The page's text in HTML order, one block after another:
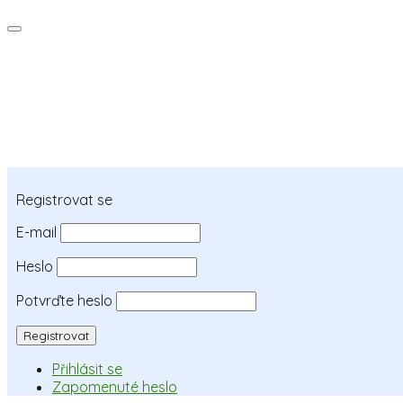
Registrovat se
E-mail
Heslo
Potvrďte heslo
Přihlásit se
Zapomenuté heslo